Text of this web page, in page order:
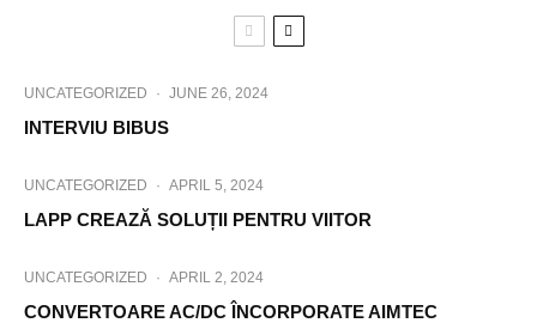
UNCATEGORIZED · JUNE 26, 2024
INTERVIU BIBUS
UNCATEGORIZED · APRIL 5, 2024
LAPP CREAZĂ SOLUȚII PENTRU VIITOR
UNCATEGORIZED · APRIL 2, 2024
CONVERTOARE AC/DC ÎNCORPORATE AIMTEC